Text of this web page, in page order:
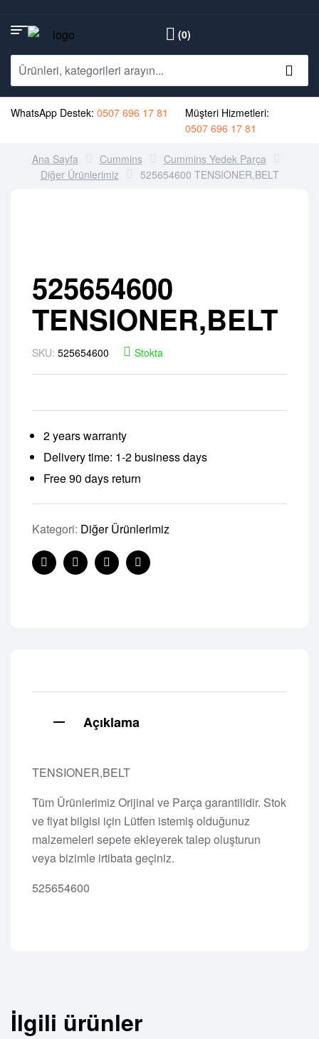
(0)
WhatsApp Destek: 0507 696 17 81
Müşteri Hizmetleri:
0507 696 17 81
Ana Sayfa Cummins
Cummins Yedek Parça
Diğer Ürünlerimiz
525654600 TENSIONER,BELT
525654600
TENSIONER,BELT
SKU: 525654600 Stokta
2 years warranty
Delivery time: 1-2 business days
Free 90 days return
Kategori: Diğer Ürünlerimiz
FacebookTwitterLinkedinPinterest
Açıklama
TENSIONER,BELT
Tüm Ürünlerimiz Orijinal ve Parça garantilidir. Stok
ve fiyat bilgisi için Lütfen istemiş olduğunuz
malzemeleri sepete ekleyerek talep oluşturun
veya bizimle irtibata geçiniz.
525654600
İlgili ürünler